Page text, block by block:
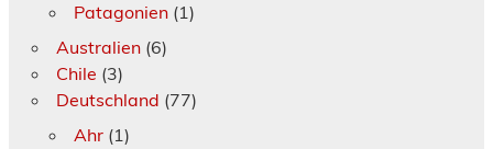
Patagonien(1)
Australien(6)
Chile (3)
Deutschland (77)
Ahr(1)